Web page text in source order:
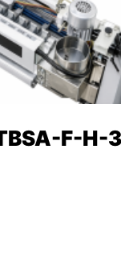
F-H-